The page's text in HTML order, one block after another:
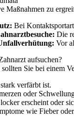
Maßnahmen zu
Bei
Die
Vor
aufsuchen?
Sie bei einem
verfärbt ist.
oder
erscheint oder
wie Fieber